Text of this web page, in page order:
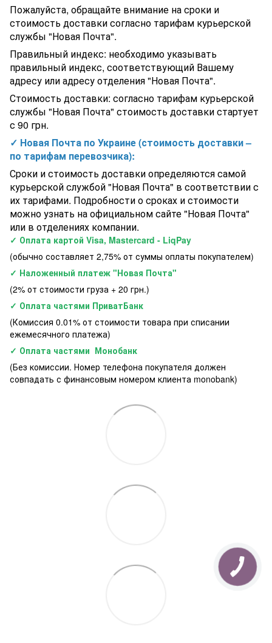
Пожалуйста, обращайте внимание на сроки и
стоимость доставки согласно тарифам курьерской
службы "Новая Почта".
Правильный индекс: необходимо указывать
правильный индекс, соответствующий Вашему
адресу или адресу отделения "Новая Почта".
Стоимость доставки: согласно тарифам курьерской
службы "Новая Почта" стоимость доставки стартует
с 90 грн.
✓ Новая Почта по Украине (стоимость доставки –
по тарифам перевозчика):
Сроки и стоимость доставки определяются самой
курьерской службой "Новая Почта" в соответствии с
их тарифами. Подробности о сроках и стоимости
можно узнать на официальном сайте "Новая Почта"
или в отделениях компании.
✓ Оплата картой Visa, Mastercard - LiqPay
(обычно составляет 2,75% от суммы оплаты покупателем)
✓ Наложенный платеж "Новая Почта"
(2% от стоимости груза + 20 грн.)
✓ Оплата частями ПриватБанк
(Комиссия 0.01% от стоимости товара при списании
ежемесячного платежа)
✓ Оплата частями Монобанк
(Без комиссии. Номер телефона покупателя должен
совпадать с финансовым номером клиента monobank)